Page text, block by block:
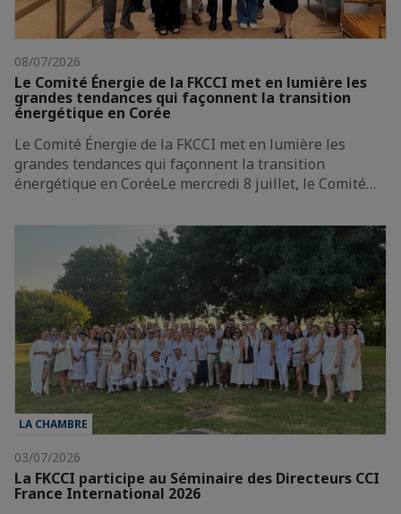
08/07/2026
Le Comité Énergie de la FKCCI met en lumière les
grandes tendances qui façonnent la transition
énergétique en Corée
Le Comité Énergie de la FKCCI met en lumière les
grandes tendances qui façonnent la transition
énergétique en CoréeLe mercredi 8 juillet, le Comité…
LA CHAMBRE
03/07/2026
La FKCCI participe au Séminaire des Directeurs CCI
France International 2026